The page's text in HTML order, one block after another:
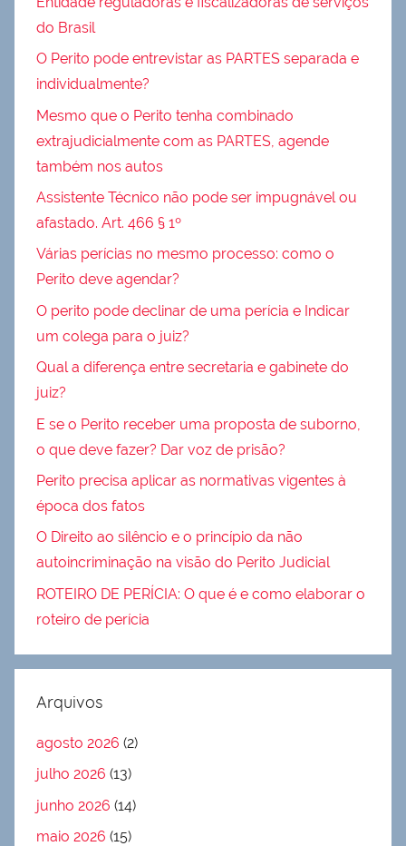
do Brasil
O Perito pode entrevistar as PARTES separada e
individualmente?
Mesmo que o Perito tenha combinado
extrajudicialmente com as PARTES, agende
também nos autos
Assistente Técnico não pode ser impugnável ou
afastado. Art. 466 § 1º
Várias perícias no mesmo processo: como o
Perito deve agendar?
O perito pode declinar de uma perícia e Indicar
um colega para o juiz?
Qual a diferença entre secretaria e gabinete do
juiz?
E se o Perito receber uma proposta de suborno,
o que deve fazer? Dar voz de prisão?
Perito precisa aplicar as normativas vigentes à
época dos fatos
O Direito ao silêncio e o princípio da não
autoincriminação na visão do Perito Judicial
ROTEIRO DE PERÍCIA: O que é e como elaborar o
roteiro de perícia
Arquivos
agosto 2026 (2)
julho 2026 (13)
junho 2026 (14)
maio 2026 (15)